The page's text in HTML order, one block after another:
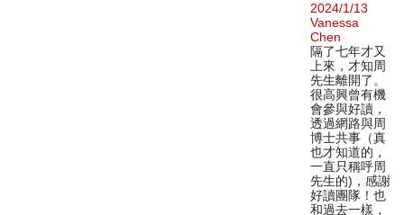
2024/1/13
Vanessa
Chen
隔了七年才又
上來，才知周
先生離開了。
很高興曾有機
會參與好讀，
透過網路與周
博士共事（真
也才知道的，
一直只稱呼周
先生的)，感謝
好讀團隊！也
和過去一樣，